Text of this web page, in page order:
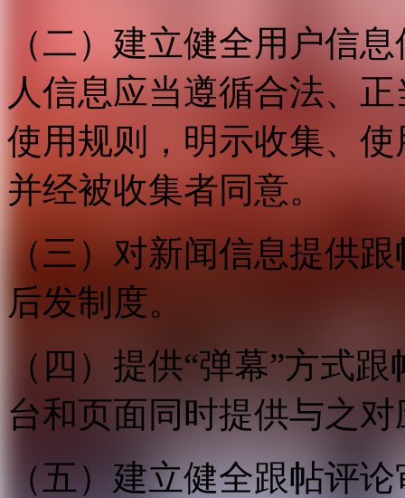
（二）建立健全用户信
人信息应当遵循合法、
使用规则，明示收集、
并经被收集者同意。
（三）对新闻信息提供
后发制度。
（四）提供“弹幕”方式
台和页面同时提供与之
（五）建立健全跟帖评